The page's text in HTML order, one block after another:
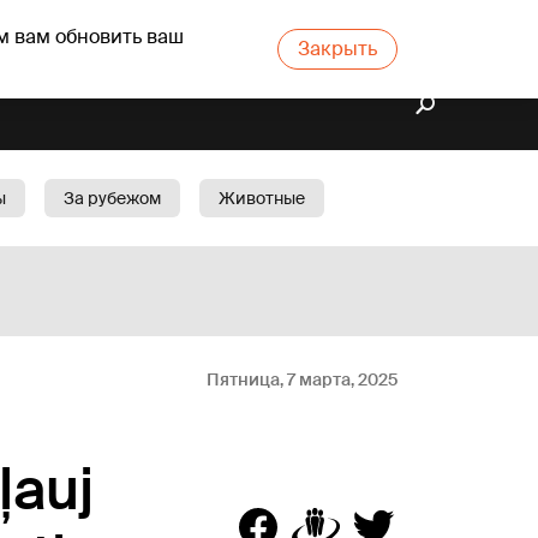
вам обновить ваш Закрыть
За рубежом
Животные
Пятница, 7 марта, 2025